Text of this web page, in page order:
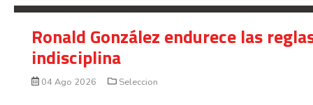
Ronald González endurece las
indisciplina
04 Ago 2026 Seleccion